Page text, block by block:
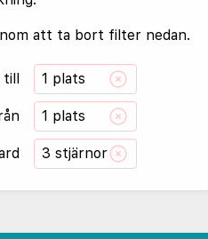
att ta bort filter nedan.
till 1 plats
1 plats
3 stjärnor